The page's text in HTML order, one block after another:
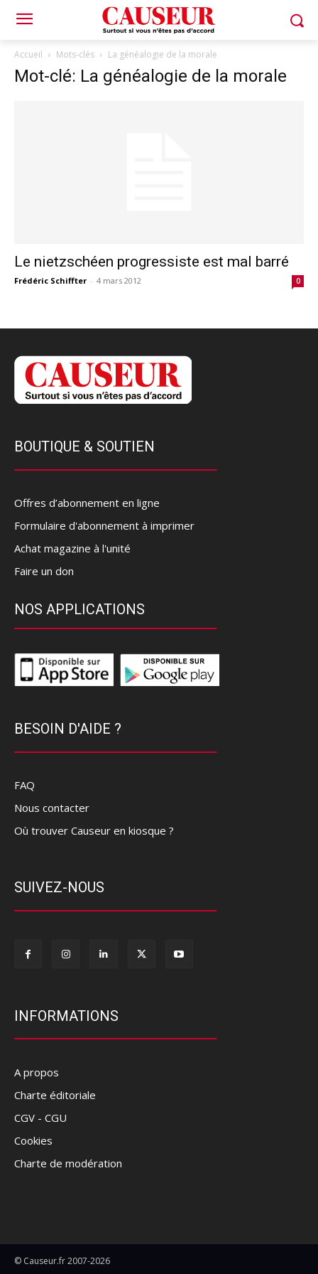
Accueil Mots-clés La généalogie de la morale
Mot-clé: La généalogie de la morale
Le nietzschéen progressiste est mal barré
Frédéric Schiffter - 4 mars 2012 0
BOUTIQUE & SOUTIEN
Offres d’abonnement en ligne
Formulaire d'abonnement à imprimer
Achat magazine à l'unité
Faire un don
NOS APPLICATIONS
BESOIN D'AIDE ?
FAQ
Nous contacter
Où trouver Causeur en kiosque ?
SUIVEZ-NOUS
INFORMATIONS
A propos
Charte éditoriale
CGV - CGU
Cookies
Charte de modération
© Causeur.fr 2007-2026